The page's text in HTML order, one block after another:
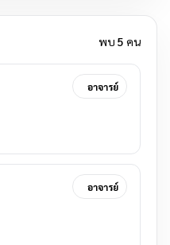
พบ 5 คน
อาจารย์
อาจารย์